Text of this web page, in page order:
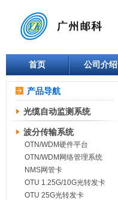
首页 公司介绍
产品导航
光缆自动监测系统
波分传输系统
OTN/WDM硬件平台
OTN/WDM网络管理系统
NMS网管卡
OTU 1.25G/10G光转发卡
OTU 25G光转发卡